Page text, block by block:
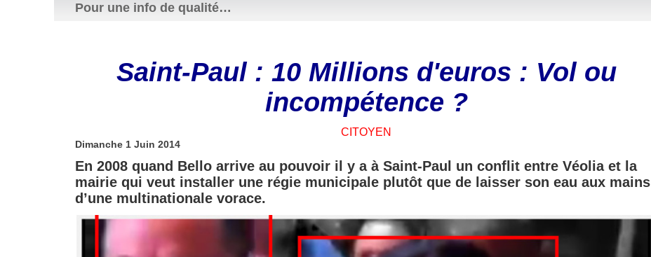
Pour une info de qualité…
Saint-Paul : 10 Millions d'euros : Vol ou
incompétence ?
CITOYEN
Dimanche 1 Juin 2014
En 2008 quand Bello arrive au pouvoir il y a à Saint-Paul un conflit entre Véolia et la
mairie qui veut installer une régie municipale plutôt que de laisser son eau aux mains
d’une multinationale vorace.